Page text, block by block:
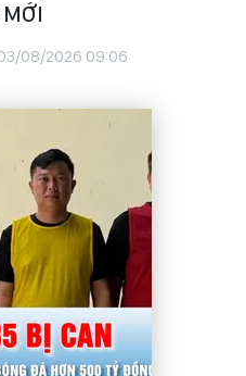
08/2026 09:06